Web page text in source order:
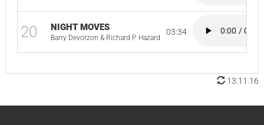
20 NIGHT MOVES
Barry Devorzon & Richard P. Hazard
03:34
13.11.16